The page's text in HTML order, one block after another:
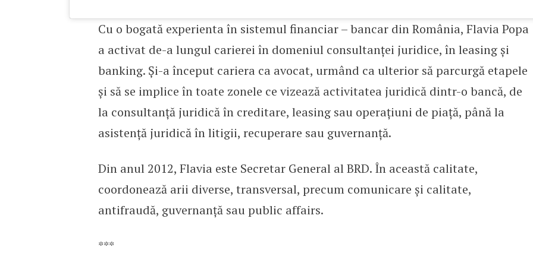
Cu o bogată experienta în sistemul financiar – bancar din România, Flavia Popa
a activat de-a lungul carierei în domeniul consultanței juridice, în leasing și
banking. Și-a început cariera ca avocat, urmând ca ulterior să parcurgă etapele
și să se implice în toate zonele ce vizează activitatea juridică dintr-o bancă, de
la consultanță juridică în creditare, leasing sau operațiuni de piață, până la
asistență juridică în litigii, recuperare sau guvernanță.
Din anul 2012, Flavia este Secretar General al BRD. În această calitate,
coordonează arii diverse, transversal, precum comunicare și calitate,
antifraudă, guvernanță sau public affairs.
***